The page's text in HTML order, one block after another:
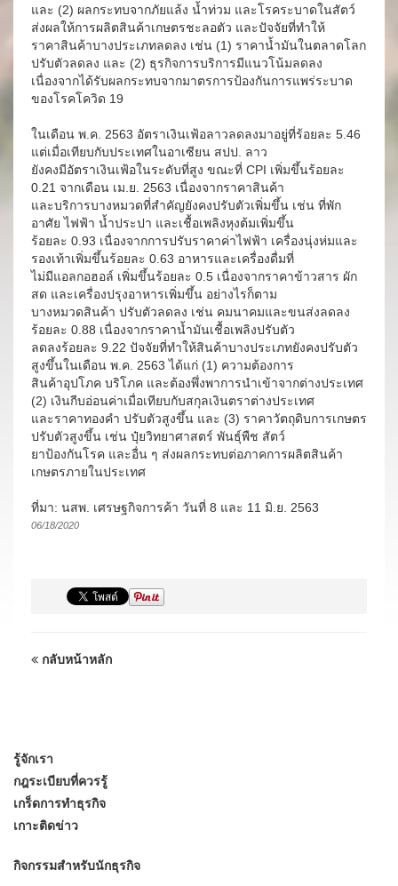
และ (2) ผลกระทบจากภัยแล้ง น้ำท่วม และโรคระบาดในสัตว์
ส่งผลให้การผลิตสินค้าเกษตรชะลอตัว และปัจจัยที่ทำให้
ราคาสินค้าบางประเภทลดลง เช่น (1) ราคาน้ำมันในตลาดโลก
ปรับตัวลดลง และ (2) ธุรกิจการบริการมีแนวโน้มลดลง
เนื่องจากได้รับผลกระทบจากมาตรการป้องกันการแพร่ระบาด
ของโรคโควิด 19
ในเดือน พ.ค. 2563 อัตราเงินเฟ้อลาวลดลงมาอยู่ที่ร้อยละ 5.46
แต่เมื่อเทียบกับประเทศในอาเซียน สปป. ลาว
ยังคงมีอัตราเงินเฟ้อในระดับที่สูง ขณะที่ CPI เพิ่มขึ้นร้อยละ
0.21 จากเดือน เม.ย. 2563 เนื่องจากราคาสินค้า
และบริการบางหมวดที่สำคัญยังคงปรับตัวเพิ่มขึ้น เช่น ที่พัก
อาศัย ไฟฟ้า น้ำประปา และเชื้อเพลิงหุงต้มเพิ่มขึ้น
ร้อยละ 0.93 เนื่องจากการปรับราคาค่าไฟฟ้า เครื่องนุ่งห่มและ
รองเท้าเพิ่มขึ้นร้อยละ 0.63 อาหารและเครื่องดื่มที่
ไม่มีแอลกอฮอล์ เพิ่มขึ้นร้อยละ 0.5 เนื่องจากราคาข้าวสาร ผัก
สด และเครื่องปรุงอาหารเพิ่มขึ้น อย่างไรก็ตาม
บางหมวดสินค้า ปรับตัวลดลง เช่น คมนาคมและขนส่งลดลง
ร้อยละ 0.88 เนื่องจากราคาน้ำมันเชื้อเพลิงปรับตัว
ลดลงร้อยละ 9.22 ปัจจัยที่ทำให้สินค้าบางประเภทยังคงปรับตัว
สูงขึ้นในเดือน พ.ค. 2563 ได้แก่ (1) ความต้องการ
สินค้าอุปโภค บริโภค และต้องพึ่งพาการนำเข้าจากต่างประเทศ
(2) เงินกีบอ่อนค่าเมื่อเทียบกับสกุลเงินตราต่างประเทศ
และราคาทองคำ ปรับตัวสูงขึ้น และ (3) ราคาวัตถุดิบการเกษตร
ปรับตัวสูงขึ้น เช่น ปุ๋ยวิทยาศาสตร์ พันธุ์พืช สัตว์
ยาป้องกันโรค และอื่น ๆ ส่งผลกระทบต่อภาคการผลิตสินค้า
เกษตรภายในประเทศ
ที่มา: นสพ. เศรษฐกิจการค้า วันที่ 8 และ 11 มิ.ย. 2563
06/18/2020
กลับหน้าหลัก
รู้จักเรา
กฎระเบียบที่ควรรู้
เกร็ดการทำธุรกิจ
เกาะติดข่าว
กิจกรรมสำหรับนักธุรกิจ